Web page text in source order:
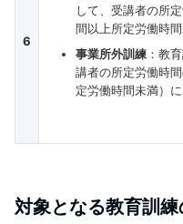
6
して、受講者の所
間以上所定労働時
事業所外訓練 ：教
講者の所定労働時
定労働時間未満）
対象となる教育訓練